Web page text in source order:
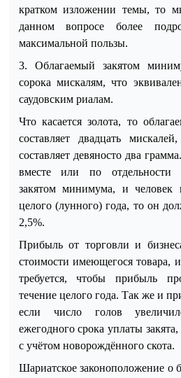
кратком изложении темы, то
данном вопросе более
максимальной пользы.
3.
Облагаемый закятом
сорока мискалям, что
саудовским риалам.
Что касается золота, то
составляет двадцать
составляет девяносто два
вместе или по отдельности
закятом минимума, и человек
целого (лунного) года, то он
2,5%.
Прибыль от торговли и
стоимости имеющегося товара,
требуется, чтобы прибыль
течение целого года. Так же и
если число голов
ежегодного срока уплаты
с учётом новорождённого скота.
Шариатское законоположение о